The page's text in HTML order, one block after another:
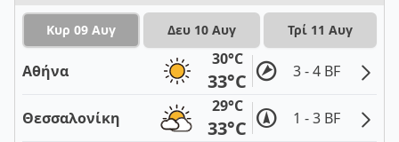
Κυρ 09 Αυγ Δευ 10 Αυγ Τρί 11 Αυγ
Αθήνα
30°C
33°C 3 - 4 BF
Θεσσαλονίκη
29°C
33°C 1 - 3 BF